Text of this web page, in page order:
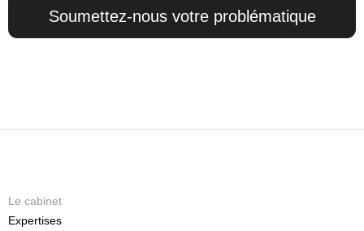
Soumettez-nous votre problématique
Le cabinet
Expertises